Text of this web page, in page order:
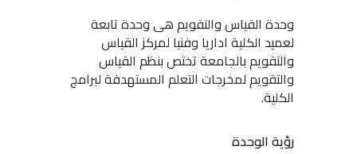
وحدة القياس والتقويم هى وحدة تابعة
لعميد الكلية اداريا وفنيا لمركز القياس
والتقويم بالجامعة تختص بنظم القياس
والتقويم لمخرجات التعلم المستهدفة لبرامج
الكلية.
رؤية الوحدة